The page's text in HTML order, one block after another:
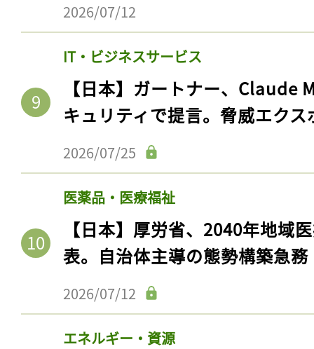
2026/07/12
IT・ビジネスサービス
【日本】ガートナー、Claude
キュリティで提言。脅威エク
2026/07/25
医薬品・医療福祉
【日本】厚労省、2040年地域
表。自治体主導の態勢構築急務
2026/07/12
エネルギー・資源
記事をお気に入りに
ログインが必